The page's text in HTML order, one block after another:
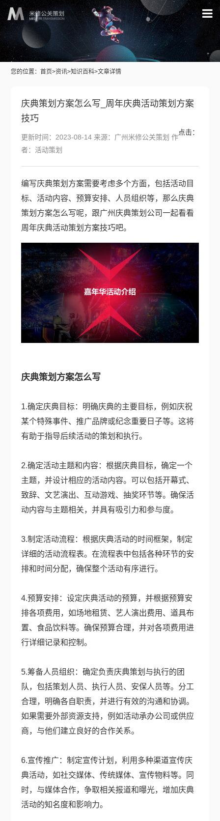
您的位置：首页>资讯>知识百科>文章详情
庆典策划方案怎么写_周年庆典活动策划方案
技巧
点击：
更新时间：2023-08-14 来源：广州米修公关策划 作
者：活动策划
编写庆典策划方案需要考虑多个方面，包括活动目
标、活动内容、预算安排、人员组织等，那么庆典
策划方案怎么写呢，跟广州庆典策划公司一起看看
周年庆典活动策划方案技巧吧。
庆典策划方案怎么写
1.确定庆典目标：明确庆典的主要目标，例如庆祝
某个特殊事件、推广品牌或纪念重要日子等。这将
有助于指导后续活动的策划和执行。
2.确定活动主题和内容：根据庆典目标，确定一个
主题，并设计相应的活动内容。可以包括开幕式、
致辞、文艺演出、互动游戏、抽奖环节等。确保活
动内容与主题相关，并具有吸引力和参与度。
3.制定活动流程：根据庆典活动的时间框架，制定
详细的活动流程表。在流程表中包括各种环节的安
排和时间分配，确保整个活动有序进行。
4.预算安排：设定庆典活动的预算，并根据预算安
排各项费用，如场地租赁、艺人演出费用、道具布
置、食品饮料等。确保预算合理，并对各项费用进
行详细记录和控制。
5.筹备人员组织：确定负责庆典策划与执行的团
队，包括策划人员、执行人员、安保人员等。分工
合理，明确各自职责，并进行有效的沟通和协调。
如果需要外部资源支持，例如活动承办公司或供应
商，与他们建立良好的合作关系。
6.宣传推广：制定宣传计划，利用多种渠道宣传庆
典活动，如社交媒体、传统媒体、宣传物料等。同
时，与媒体合作，争取相关报道和曝光，增加庆典
活动的知名度和影响力。